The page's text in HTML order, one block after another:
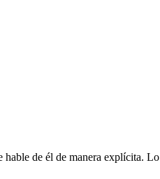
hable de él de manera explícita. Lo